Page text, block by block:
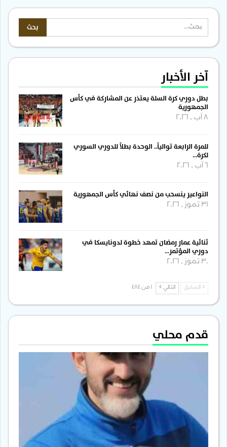
آخر الأخبار
بطل دوري كرة السلة يعتذر عن المشاركة في كأس
الجمهورية
للمرة الرابعة توالياً.. الوحدة بطلاً للدوري السوري
لكرة…
النواعير ينسحب من نصف نهائي كأس الجمهورية
31 تموز , 2026
ثنائية عمار رمضان تمهد خطوة لدونايسكا في
دوري المؤتمر…
30 تموز , 2026
السابق التالي
قدم محلي